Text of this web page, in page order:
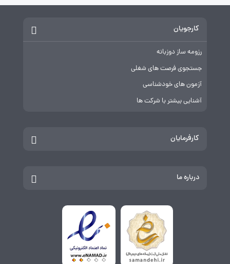
کارجویان
رزومه ساز دوزبانه
جستجوی فرصت های شغلی
آزمون های خودشناسی
آشنایی بیشتر با شرکت ها
کارفرمایان
درباره ما